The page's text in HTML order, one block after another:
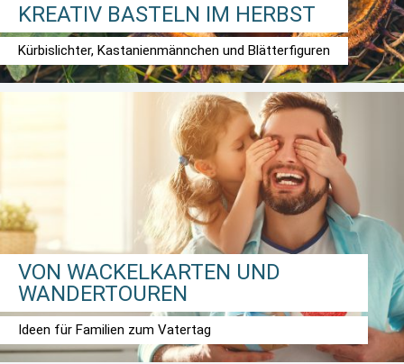
KREATIV BASTELN IM HERBST
Kürbislichter, Kastanienmännchen und Blätterfiguren
VON WACKELKARTEN UND
WANDERTOUREN
Ideen für Familien zum Vatertag